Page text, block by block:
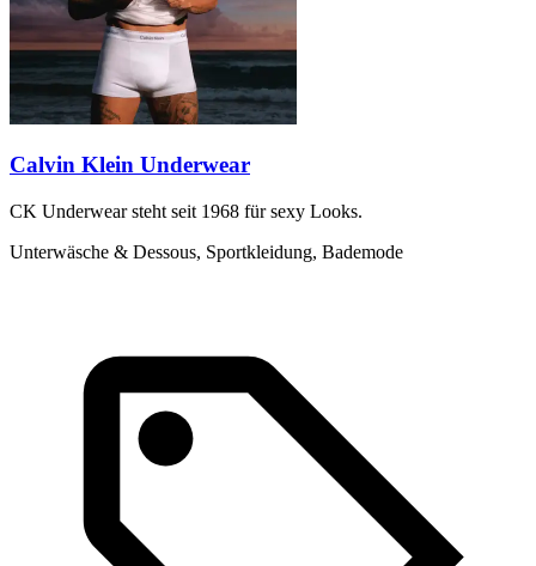
Calvin Klein Underwear
CK Underwear steht seit 1968 für sexy Looks.
Unterwäsche & Dessous, Sportkleidung, Bademode